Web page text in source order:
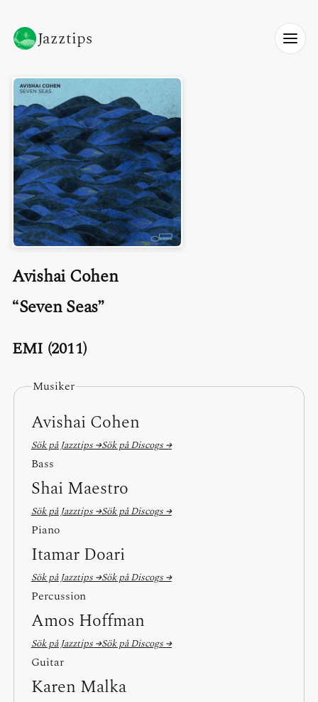
Jazztips
Avishai Cohen
Seven Seas
EMI (2011)
Musiker
Avishai Cohen
Sök på Jazztips →Sök på Discogs →
Bass
Shai Maestro
Sök på Jazztips →Sök på Discogs →
Piano
Itamar Doari
Sök på Jazztips →Sök på Discogs →
Percussion
Amos Hoffman
Sök på Jazztips →Sök på Discogs →
Guitar
Karen Malka